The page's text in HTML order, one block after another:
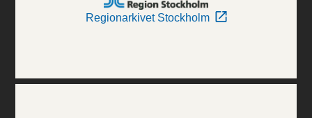
Regionarkivet Stockholm